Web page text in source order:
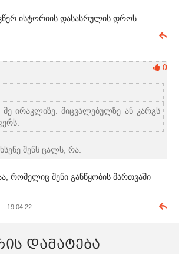
ისტორიის დასასრულის დროს
0
მე ირაკლიზე. მიცვალებულზე ან კარგს
შენს ცალს, რა.
რომელიც შენი განწყობის მართვაში
19.04.22
დამატება